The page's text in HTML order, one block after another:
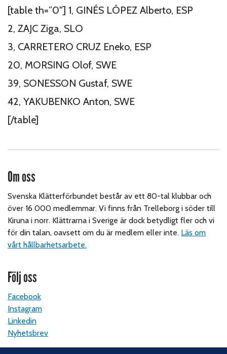
[table th=”0″] 1, GINÉS LÓPEZ Alberto, ESP
2, ZAJC Ziga, SLO
3, CARRETERO CRUZ Eneko, ESP
20, MORSING Olof, SWE
39, SONESSON Gustaf, SWE
42, YAKUBENKO Anton, SWE
[/table]
Om oss
Svenska Klätterförbundet består av ett 80-tal klubbar och
över 16 000 medlemmar. Vi finns från Trelleborg i söder till
Kiruna i norr. Klättrarna i Sverige är dock betydligt fler och vi
för din talan, oavsett om du är medlem eller inte. Läs om
vårt hållbarhetsarbete.
Följ oss
Facebook
Instagram
Linkedin
Nyhetsbrev